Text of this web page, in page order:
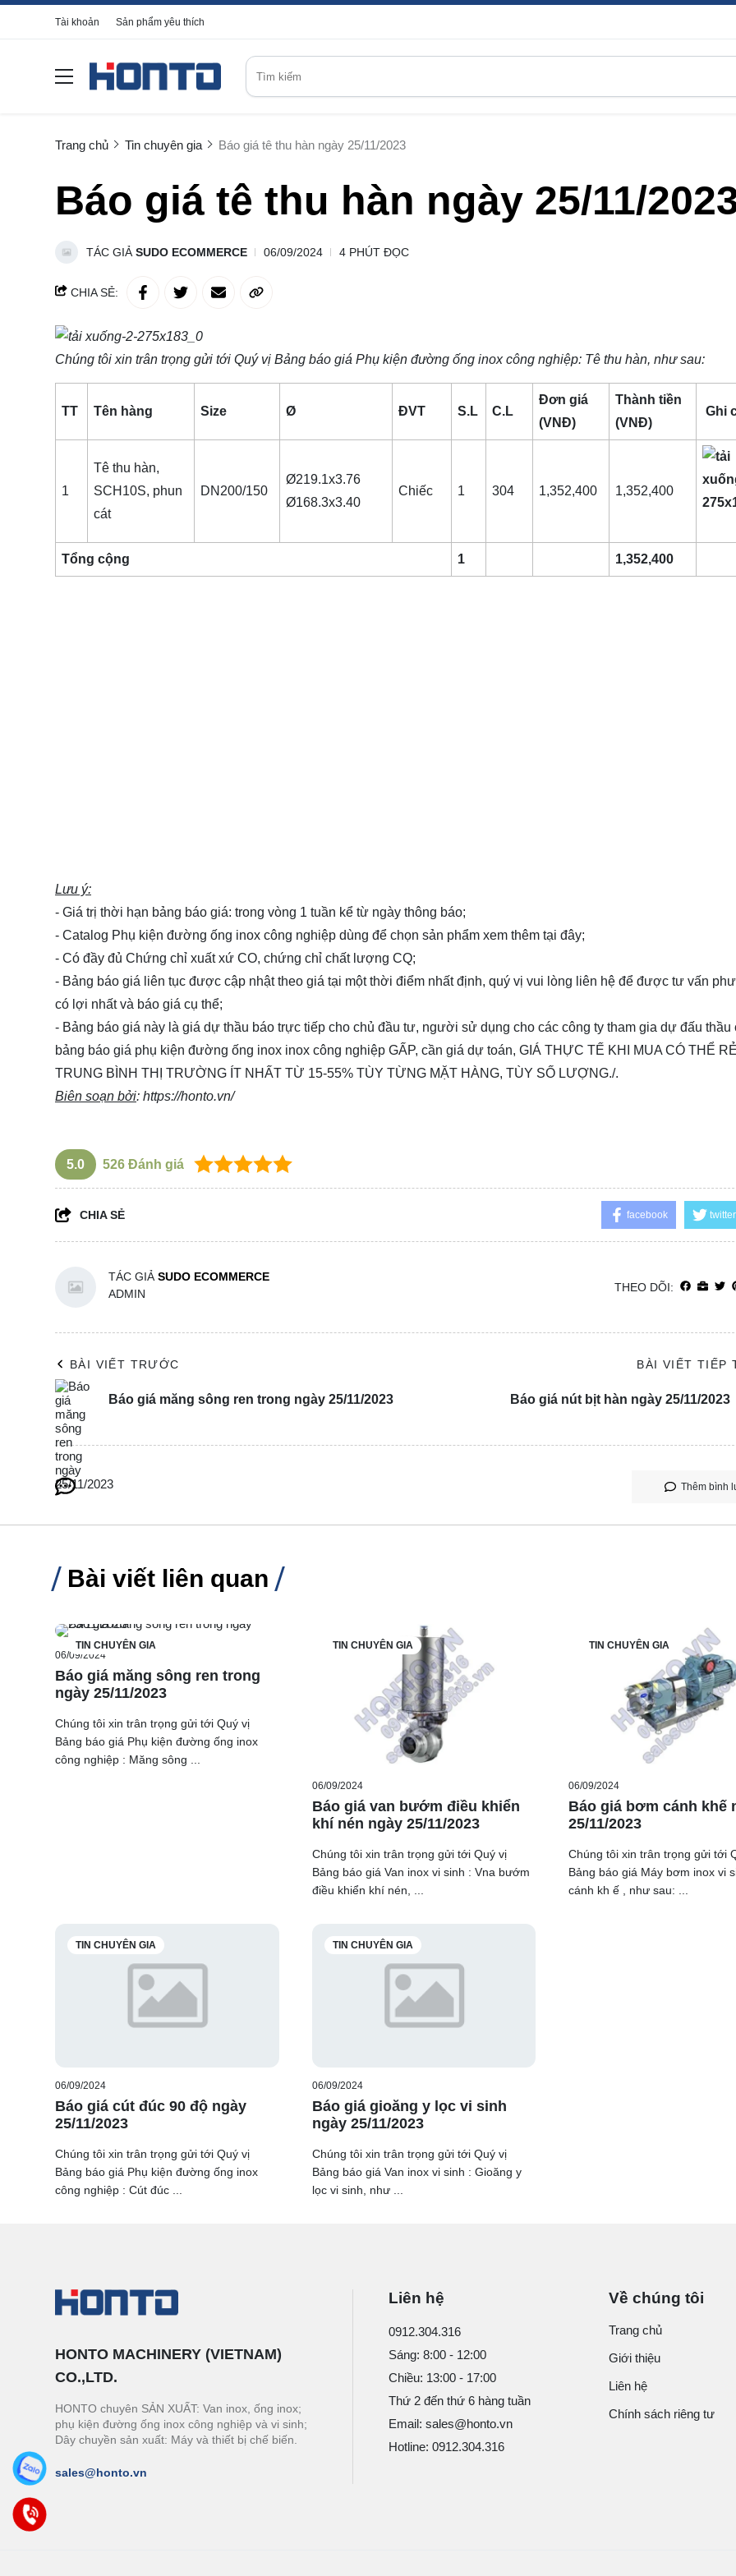
Tài khoản Sản phẩm yêu thích
Trang chủ Tin chuyên gia Báo giá tê thu hàn ngày 25/11/2023
Báo giá tê thu hàn ngày 25/11/
TÁC GIẢ SUDO ECOMMERCE 06/09/2024 4 PHÚT ĐỌC
CHIA SẺ:
Chúng tôi xin trân trọng gửi tới Quý vị Bảng báo giá Phụ kiện đường ống inox công nghiệp: Tê thu hàn, như sau:
TT Tên hàng Size Ø ĐVT S.L C.L
Đơn giá
(VNĐ)
Thành tiền
(VNĐ)
Ghi
1
Tê thu hàn,
SCH10S, phun
cát
DN200/150
Ø219.1x3.76
Ø168.3x3.40
Chiếc 1 304 1,352,400 1,352,400
Tổng cộng 1 1,352,400
Lưu ý:
- Giá trị thời hạn bảng báo giá: trong vòng 1 tuần kể từ ngày thông báo;
- Catalog Phụ kiện đường ống inox công nghiệp dùng để chọn sản phẩm xem thêm tại đây;
- Có đầy đủ Chứng chỉ xuất xứ CO, chứng chỉ chất lượng CQ;
- Bảng báo giá liên tục được cập nhật theo giá tại một thời điểm nhất định, quý vị vui lòng liên hệ để được tư vấn
có lợi nhất và báo giá cụ thể;
- Bảng báo giá này là giá dự thầu báo trực tiếp cho chủ đầu tư, người sử dụng cho các công ty tham gia dự đấu thầu
bảng báo giá phụ kiện đường ống inox inox công nghiệp GẤP, cần giá dự toán, GIÁ THỰC TẾ KHI MUA CÓ THỂ
TRUNG BÌNH THỊ TRƯỜNG ÍT NHẤT TỪ 15-55% TÙY TỪNG MẶT HÀNG, TÙY SỐ LƯỢNG./.
Biên soạn bởi: https://honto.vn/
5.0 526 Đánh giá
CHIA SẺ facebook twitter
TÁC GIẢ SUDO ECOMMERCE
ADMIN
THEO DÕI:
BÀI VIẾT TRƯỚC
Báo giá măng sông ren trong ngày 25/11/2023
BÀI VIẾT TIẾP
Báo giá nút bịt hàn ngày 25/11/2023
Thêm bình
Bài viết liên quan
TIN CHUYÊN GIA
06/09/2024
Báo giá măng sông ren trong
ngày 25/11/2023
Chúng tôi xin trân trọng gửi tới Quý vị
Bảng báo giá Phụ kiện đường ống inox
công nghiệp : Măng sông ...
TIN CHUYÊN GIA
06/09/2024
Báo giá van bướm điều khiển
khí nén ngày 25/11/2023
Chúng tôi xin trân trọng gửi tới Quý vị
Bảng báo giá Van inox vi sinh : Vna bướm
điều khiển khí nén, ...
TIN CHUYÊN GIA
06/09/2024
Báo giá bơm cánh khế
25/11/2023
Chúng tôi xin trân trọng gửi tới
Bảng báo giá Máy bơm inox vi
cánh kh ế , như sau: ...
TIN CHUYÊN GIA
06/09/2024
Báo giá cút đúc 90 độ ngày
25/11/2023
Chúng tôi xin trân trọng gửi tới Quý vị
Bảng báo giá Phụ kiện đường ống inox
công nghiệp : Cút đúc ...
TIN CHUYÊN GIA
06/09/2024
Báo giá gioăng y lọc vi sinh
ngày 25/11/2023
Chúng tôi xin trân trọng gửi tới Quý vị
Bảng báo giá Van inox vi sinh : Gioăng y
lọc vi sinh, như ...
HONTO MACHINERY (VIETNAM)
CO.,LTD.
HONTO chuyên SẢN XUẤT: Van inox, ống inox;
phụ kiện đường ống inox công nghiệp và vi sinh;
Dây chuyền sản xuất: Máy và thiết bị chế biến.
sales@honto.vn
Liên hệ
0912.304.316
Sáng: 8:00 - 12:00
Chiều: 13:00 - 17:00
Thứ 2 đến thứ 6 hàng tuần
Email: sales@honto.vn
Hotline: 0912.304.316
Về chúng tôi
Trang chủ
Giới thiệu
Liên hệ
Chính sách riêng tư